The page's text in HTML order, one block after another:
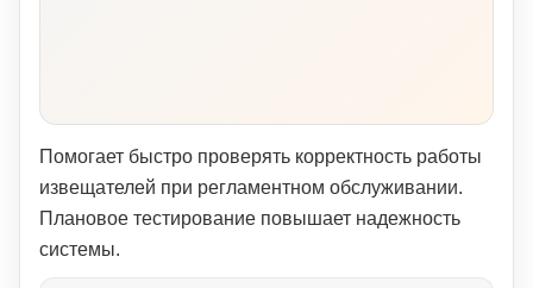
Помогает быстро проверять корректность работы
извещателей при регламентном обслуживании.
Плановое тестирование повышает надежность
системы.